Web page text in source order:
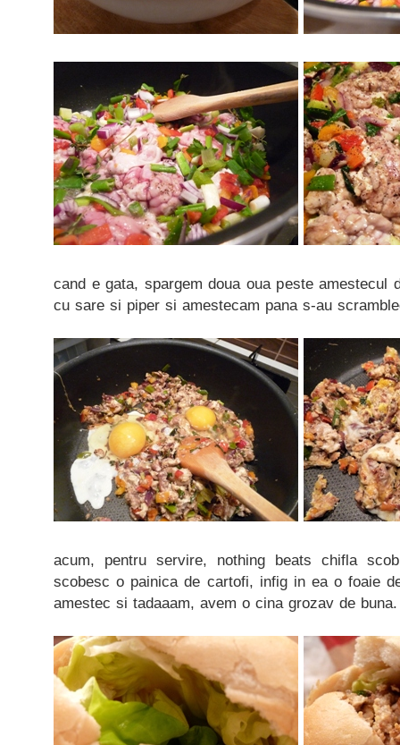
cand e gata, spargem doua oua peste amestecul
cu sare si piper si amestecam pana s-au
acum, pentru servire, nothing beats chifla
scobesc o painica de cartofi, infig in ea o foaie
amestec si tadaaam, avem o cina grozav de buna.